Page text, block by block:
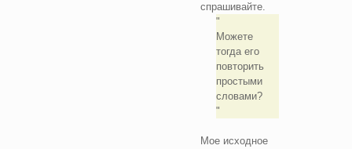
спрашивайте.
Можете
тогда его
повторить
простыми
словами?
Мое исходное